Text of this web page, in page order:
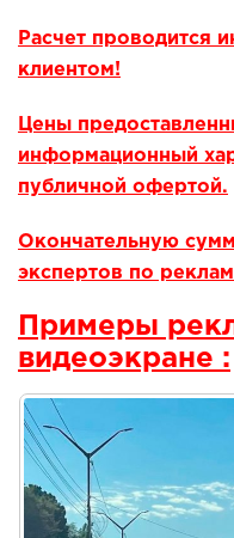
Расчет проводится
клиентом!
Цены
информационный
публичной офертой.
Окончательную
экспертов по
Примеры
видеоэкране :